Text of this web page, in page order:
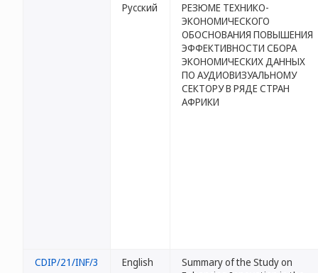
Русский
РЕЗЮМЕ ТЕХНИКО-
ЭКОНОМИЧЕСКОГО
ОБОСНОВАНИЯ ПОВЫШЕНИЯ
ЭФФЕКТИВНОСТИ СБОРА
ЭКОНОМИЧЕСКИХ ДАННЫХ
ПО АУДИОВИЗУАЛЬНОМУ
СЕКТОРУ В РЯДЕ СТРАН
АФРИКИ
CDIP/21/INF/3 English
Summary of the Study on